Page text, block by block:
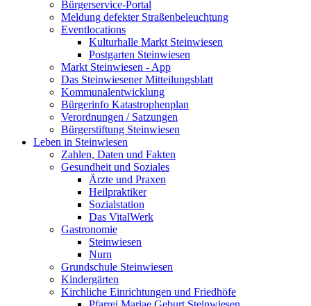
Bürgerservice-Portal
Meldung defekter Straßenbeleuchtung
Eventlocations
Kulturhalle Markt Steinwiesen
Postgarten Steinwiesen
Markt Steinwiesen - App
Das Steinwiesener Mitteilungsblatt
Kommunalentwicklung
Bürgerinfo Katastrophenplan
Verordnungen / Satzungen
Bürgerstiftung Steinwiesen
Leben in Steinwiesen
Zahlen, Daten und Fakten
Gesundheit und Soziales
Ärzte und Praxen
Heilpraktiker
Sozialstation
Das VitalWerk
Gastronomie
Steinwiesen
Nurn
Grundschule Steinwiesen
Kindergärten
Kirchliche Einrichtungen und Friedhöfe